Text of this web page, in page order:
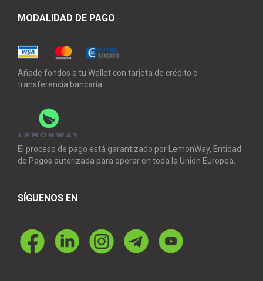
MODALIDAD DE PAGO
Añade fondos a tu Wallet con tarjeta de crédito o
transferencia bancaria
El proceso de pago está garantizado por LemonWay, Entidad
de Pagos autorizada para operar en toda la Unión Europea.
SÍGUENOS EN